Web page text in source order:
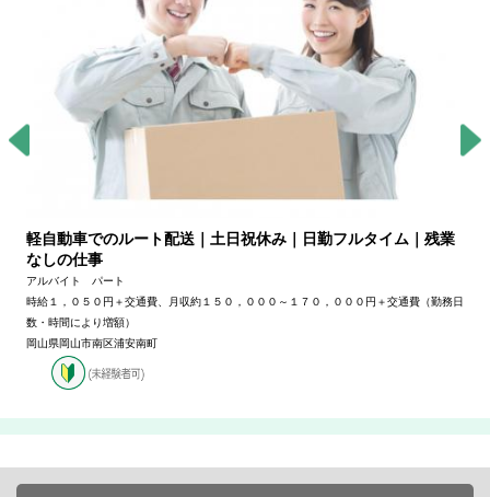
軽自動車でのルート配送｜土日祝休み｜日勤フルタイム｜残業
なしの仕事
アルバイト パート
時給１，０５０円＋交通費、月収約１５０，０００～１７０，０００円＋交通費（勤務日
数・時間により増額）
岡山県岡山市南区浦安南町